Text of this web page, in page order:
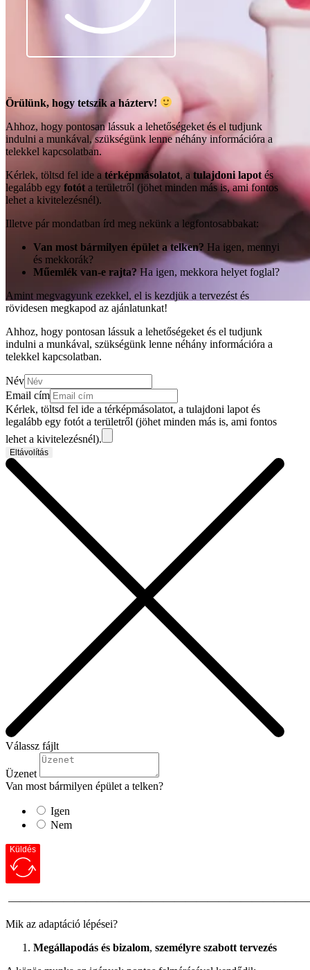
Örülünk, hogy tetszik a házterv!
Ahhoz, hogy pontosan lássuk a lehetőségeket és el tudjunk
indulni a munkával, szükségünk lenne néhány információra a
telekkel kapcsolatban.
Kérlek, töltsd fel ide atérképmásolatot, a tulajdoni lapotés
legalább egy fotót a területről (jöhet minden más is, ami fontos
lehet a kivitelezésnél).
Illetve pár mondatban írd meg nekünk a legfontosabbakat:
Van most bármilyen épület a telken? Ha igen, mennyi
és mekkorák?
Műemlék van-e rajta?Ha igen, mekkora helyet foglal?
Amint megvagyunk ezekkel, el is kezdjük a tervezést és
rövidesen megkapod az ajánlatunkat!
Ahhoz, hogy pontosan lássuk a lehetőségeket és el tudjunk
indulni a munkával, szükségünk lenne néhány információra a
telekkel kapcsolatban.
Név
Email cím
Kérlek, töltsd fel ide a térképmásolatot, a tulajdoni lapot és
legalább egy fotót a területről (jöhet minden más is, ami fontos
lehet a kivitelezésnél).
Eltávolítás
Válassz fájlt
Üzenet
Van most bármilyen épület a telken?
Igen
Nem
Küldés
Mik az adaptáció lépései?
Megállapodás és bizalom, személyre szabott tervezés